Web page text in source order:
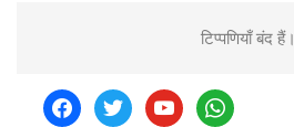
टिप्पणियाँ बंद हैं।
facebooktwitteryoutubewhatsapp